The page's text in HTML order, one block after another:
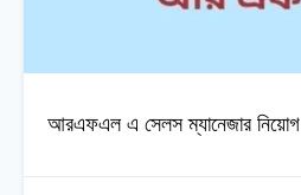
আরএফএল এ সেলস ম্যানেজার নিয়োগ